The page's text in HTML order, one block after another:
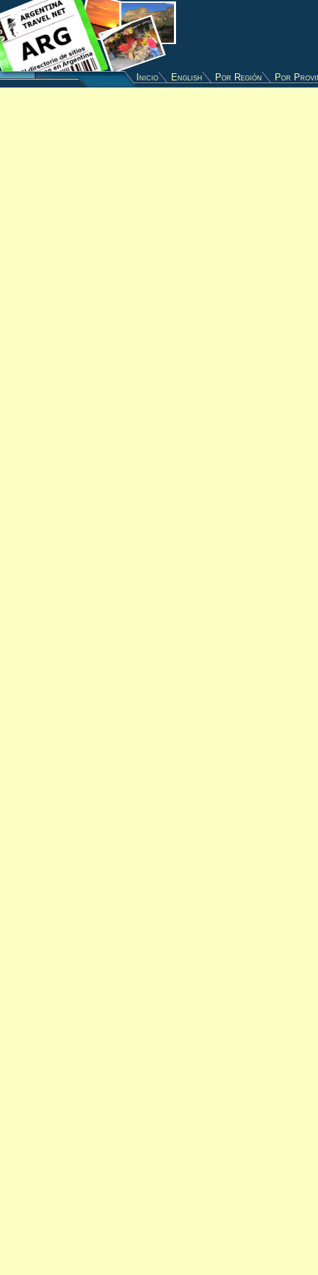
Inicio English Por Región Por